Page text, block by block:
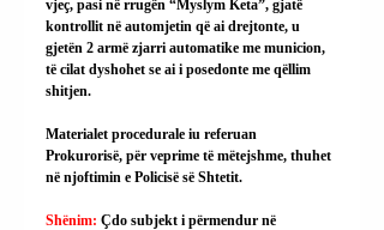
vjeç, pasi në rrugën “Myslym Keta”, gjatë
kontrollit në automjetin që ai drejtonte, u
gjetën 2 armë zjarri automatike me municion,
të cilat dyshohet se ai i posedonte me qëllim
shitjen.
Materialet procedurale iu referuan
Prokurorisë, për veprime të mëtejshme, thuhet
në njoftimin e Policisë së Shtetit.
Shënim: Çdo subjekt i përmendur në